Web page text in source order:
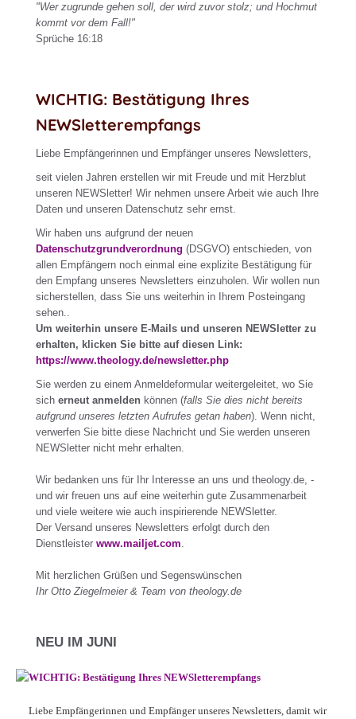
"Wer zugrunde gehen soll, der wird zuvor stolz; und Hochmut
kommt vor dem Fall!"
Sprüche 16:18
WICHTIG: Bestätigung Ihres
NEWSletterempfangs
Liebe Empfängerinnen und Empfänger unseres Newsletters,
seit vielen Jahren erstellen wir mit Freude und mit Herzblut
unseren NEWSletter! Wir nehmen unsere Arbeit wie auch Ihre
Daten und unseren Datenschutz sehr ernst.
Wir haben uns aufgrund der neuen
Datenschutzgrundverordnung (DSGVO) entschieden, von
allen Empfängern noch einmal eine explizite Bestätigung für
den Empfang unseres Newsletters einzuholen. Wir wollen nun
sicherstellen, dass Sie uns weiterhin in Ihrem Posteingang
sehen..
Um weiterhin unsere E-Mails und unseren NEWSletter zu
erhalten, klicken Sie bitte auf diesen Link:
https://www.theology.de/newsletter.php
Sie werden zu einem Anmeldeformular weitergeleitet, wo Sie
sich erneut anmelden können (falls Sie dies nicht bereits
aufgrund unseres letzten Aufrufes getan haben). Wenn nicht,
verwerfen Sie bitte diese Nachricht und Sie werden unseren
NEWSletter nicht mehr erhalten.
Wir bedanken uns für Ihr Interesse an uns und theology.de, -
und wir freuen uns auf eine weiterhin gute Zusammenarbeit
und viele weitere wie auch inspirierende NEWSletter.
Der Versand unseres Newsletters erfolgt durch den
Dienstleister www.mailjet.com.
Mit herzlichen Grüßen und Segenswünschen
Ihr Otto Ziegelmeier & Team von theology.de
NEU IM JUNI
WICHTIG: Bestätigung Ihres NEWSletterempfangs
Liebe Empfängerinnen und Empfänger unseres Newsletters, damit wir